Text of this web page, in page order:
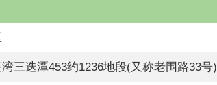
三迭潭453约1236地段(又称老围路33号)